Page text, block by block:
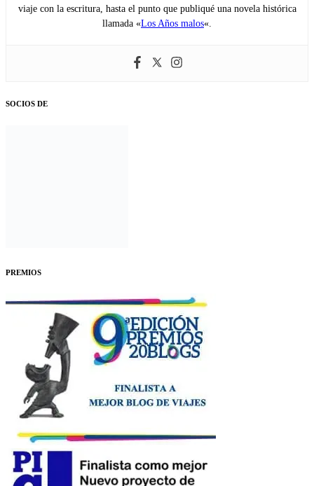
viaje con la escritura, hasta el punto que publiqué una novela histórica
llamada «Los Años malos«.
SOCIOS DE
PREMIOS